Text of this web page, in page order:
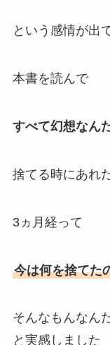
という感情が出
本書を読んで
すべて幻想なん
捨てる時にあれ
3ヵ月経って
今は何を捨てた
そんなもんなんだ
と実感しました